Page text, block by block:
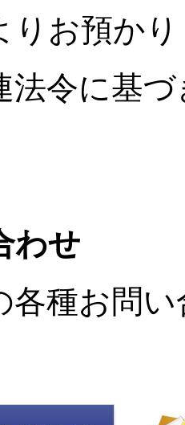
りお預か
法令に基
わせ
各種お問